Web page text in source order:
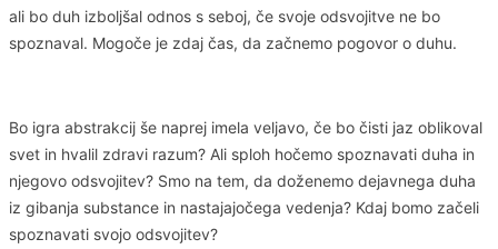
ali bo duh izboljšal odnos s seboj, če svoje odsvojitve ne bo
spoznaval. Mogoče je zdaj čas, da začnemo pogovor o duhu.
Bo igra abstrakcij še naprej imela veljavo, če bo čisti jaz oblikoval
svet in hvalil zdravi razum? Ali sploh hočemo spoznavati duha in
njegovo odsvojitev? Smo na tem, da doženemo dejavnega duha
iz gibanja substance in nastajajočega vedenja? Kdaj bomo začeli
spoznavati svojo odsvojitev?